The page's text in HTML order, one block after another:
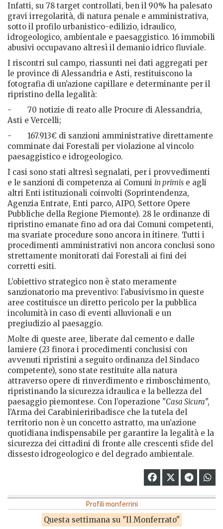
Infatti, su 78 target controllati, ben il 90% ha palesato
gravi irregolarità, di natura penale e amministrativa,
sotto il profilo urbanistico-edilizio, idraulico,
idrogeologico, ambientale e paesaggistico. 16 immobili
abusivi occupavano altresì il demanio idrico fluviale.
I riscontri sul campo, riassunti nei dati aggregati per
le province di Alessandria e Asti, restituiscono la
fotografia di un’azione capillare e determinante per il
ripristino della legalità:
- 70 notizie di reato alle Procure di Alessandria,
Asti e Vercelli;
- 167.913€ di sanzioni amministrative direttamente
comminate dai Forestali per violazione al vincolo
paesaggistico e idrogeologico.
I casi sono stati altresì segnalati, per i provvedimenti
e le sanzioni di competenza ai Comuni in primis e agli
altri Enti istituzionali coinvolti (Soprintendenza,
Agenzia Entrate, Enti parco, AIPO, Settore Opere
Pubbliche della Regione Piemonte). 28 le ordinanze di
ripristino emanate fino ad ora dai Comuni competenti,
ma svariate procedure sono ancora in itinere. Tutti i
procedimenti amministrativi non ancora conclusi sono
strettamente monitorati dai Forestali ai fini dei
corretti esiti.
L’obiettivo strategico non è stato meramente
sanzionatorio ma preventivo: l’abusivismo in queste
aree costituisce un diretto pericolo per la pubblica
incolumità in caso di eventi alluvionali e un
pregiudizio al paesaggio.
Molte di queste aree, liberate dal cemento e dalle
lamiere (23 finora i procedimenti conclusisi con
avvenuti ripristini a seguito ordinanza del Sindaco
competente), sono state restituite alla natura
attraverso opere di rinverdimento e rimboschimento,
ripristinando la sicurezza idraulica e la bellezza del
paesaggio piemontese. Con l’operazione "Casa Sicura",
l’Arma dei Carabinieriribadisce che la tutela del
territorio non è un concetto astratto, ma un’azione
quotidiana indispensabile per garantire la legalità e la
sicurezza dei cittadini di fronte alle crescenti sfide del
dissesto idrogeologico e del degrado ambientale.
Profili monferrini
Questa settimana su "Il Monferrato"